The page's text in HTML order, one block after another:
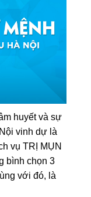
huyết và sự
vinh dự là
vụ TRỊ MỤN
bình chọn 3
với đó, là